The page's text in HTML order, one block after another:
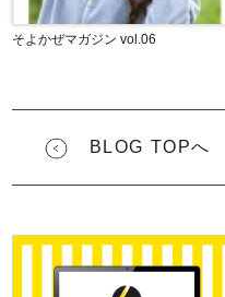
そよかぜマガジン vol.06
BLOG TOPへ